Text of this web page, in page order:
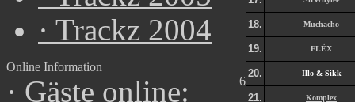
· Trackz 2004
Online Information
· Gäste online: 6
18. Muchacho
19. FLËX
20. Illo & Sikk
21. Komplex